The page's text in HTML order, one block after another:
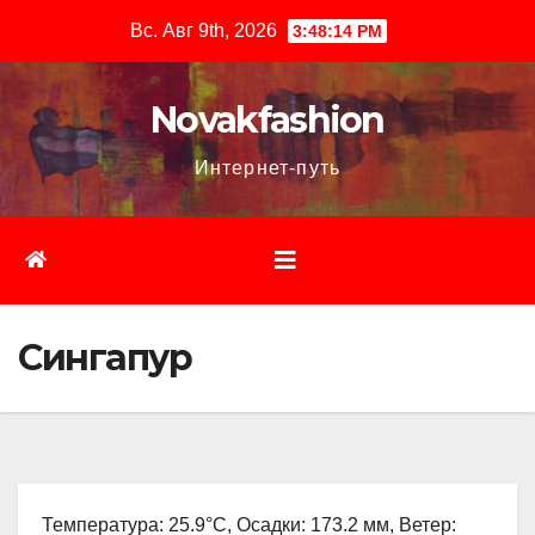
содержимому
Вс. Авг 9th, 2026 3:48:15 PM
Novakfashion
Интернет-путь
Сингапур
Температура: 25.9°C, Осадки: 173.2 мм, Ветер: